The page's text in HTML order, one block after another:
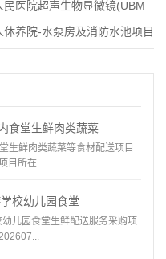
医院超声生物显微镜(UBM
养院-水泵房及消防水池项目
食堂生鲜肉类蔬菜
生鲜肉类蔬菜等食材配送项目
目所在...
校幼儿园食堂
儿园食堂生鲜配送服务采购项